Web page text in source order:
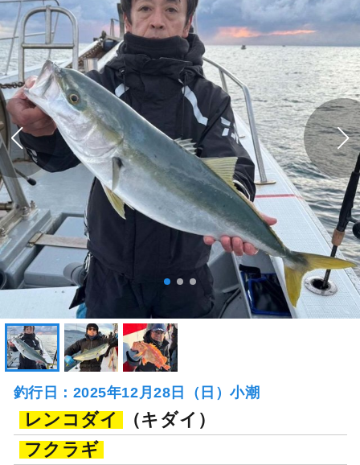
釣行日：2025年12月28日（日）小潮
レンコダイ
（キダイ）
フクラギ